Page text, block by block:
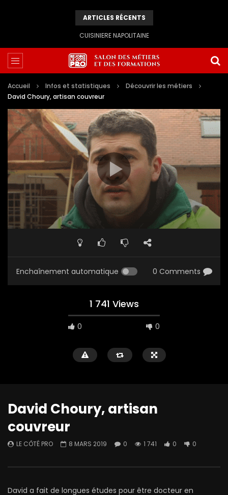
ARTICLES RÉCENTS
CUISINIERE NAPOLITAINE
Accueil Infos et statistiques
Découvrir les métiers
David Choury, artisan couvreur
Enchaînement automatique 0 Comments
1 741 Views
0 0
David Choury, artisan
couvreur
LE CÔTÉ PRO 8 MARS 2019 0 1 741 0 0
David a fait de longues études pour être docteur en